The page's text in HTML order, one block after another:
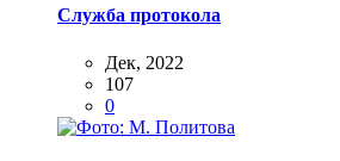
Служба протокола
Дек, 2022
107
0